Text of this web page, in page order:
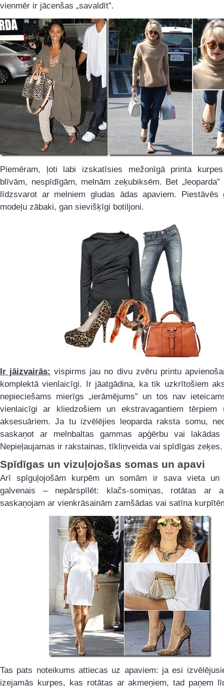
vienmēr ir jācenšas „savaldīt”.
Piemēram, ļoti labi izskatīsies mežonīgā printa
blīvām, nespīdīgām, melnām zeķubiksēm. Bet
līdzsvarot ar melniem gludas ādas apaviem. Piestāvēs
modeļu zābaki, gan sievišķīgi botiljoni.
Ir jāizvairās: vispirms jau no divu zvēru printu
komplektā vienlaicīgi. Ir jāatgādina, ka tik uzkrītošiem
nepieciešams mierīgs „ierāmējums” un tos nav
vienlaicīgi ar kliedzošiem un ekstravagantiem tērpiem
aksesuāriem. Ja tu izvēlējies leoparda raksta somu,
saskaņot ar melnbaltas gammas apģērbu vai lakādas
Nepieļaujamas ir rakstainas, tīkliņveida vai spīdīgas zeķes.
Spīdīgas un vizuļojošas somas un apavi
Arī spīguļojošām kurpēm un somām ir sava vieta un
galvenais – nepārspīlēt: klačs-somiņas, rotātas ar
saskaņojam ar vienkrāsainām zamšādas vai satīna
Tas pats noteikums attiecas uz apaviem: ja esi
izejamās kurpes, kas rotātas ar akmeņiem, tad paņem